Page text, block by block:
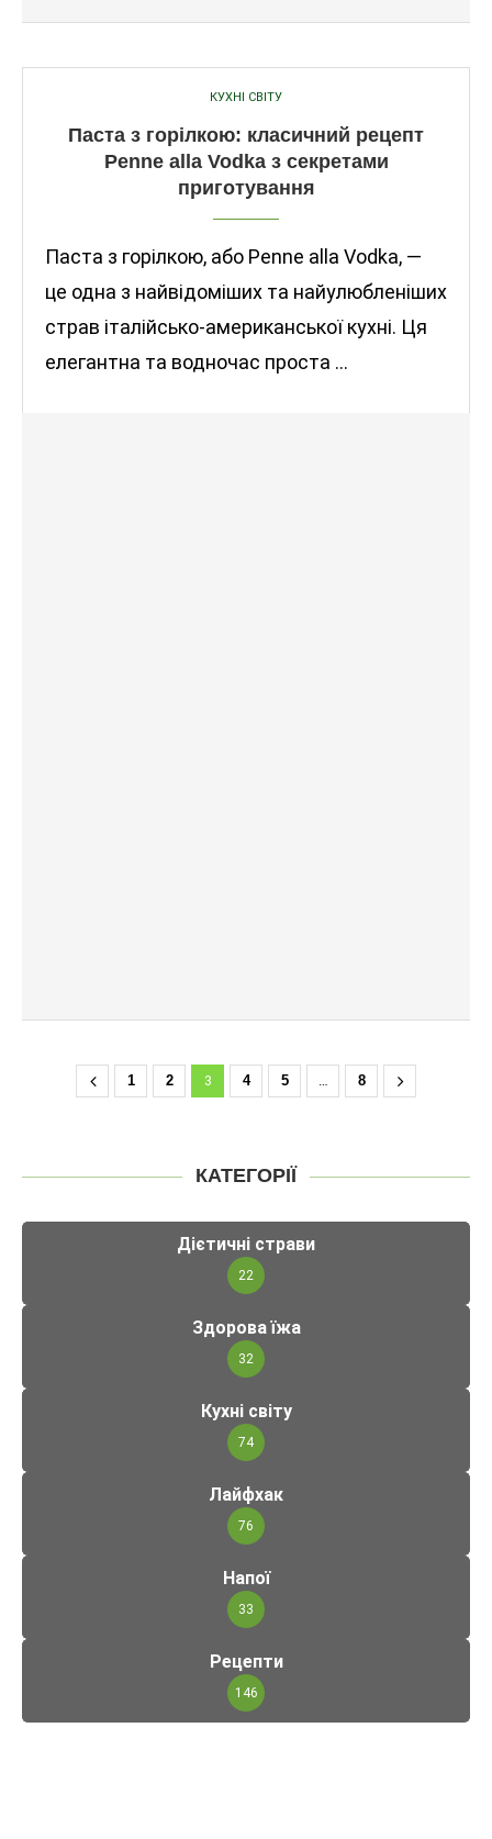
КУХНІ СВІТУ
Паста з горілкою: класичний рецепт
Penne alla Vodka з секретами
приготування
Паста з горілкою, або Penne alla Vodka, —
це одна з найвідоміших та найулюбленіших
страв італійсько-американської кухні. Ця
елегантна та водночас проста …
1 2 3 4 5 … 8
КАТЕГОРІЇ
Дієтичні страви
22
Здорова їжа
32
Кухні світу
74
Лайфхак
76
Напої
33
Рецепти
146